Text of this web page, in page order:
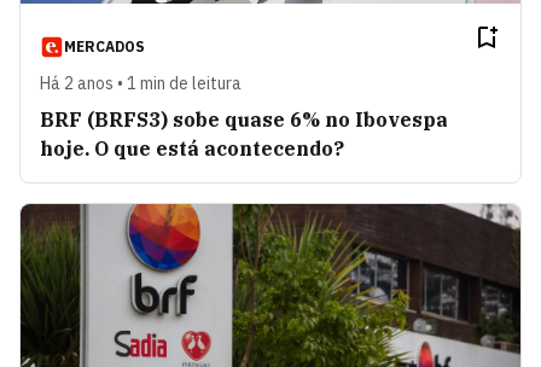
MERCADOS
Há 2 anos • 1 min de leitura
BRF (BRFS3) sobe quase 6% no Ibovespa
hoje. O que está acontecendo?